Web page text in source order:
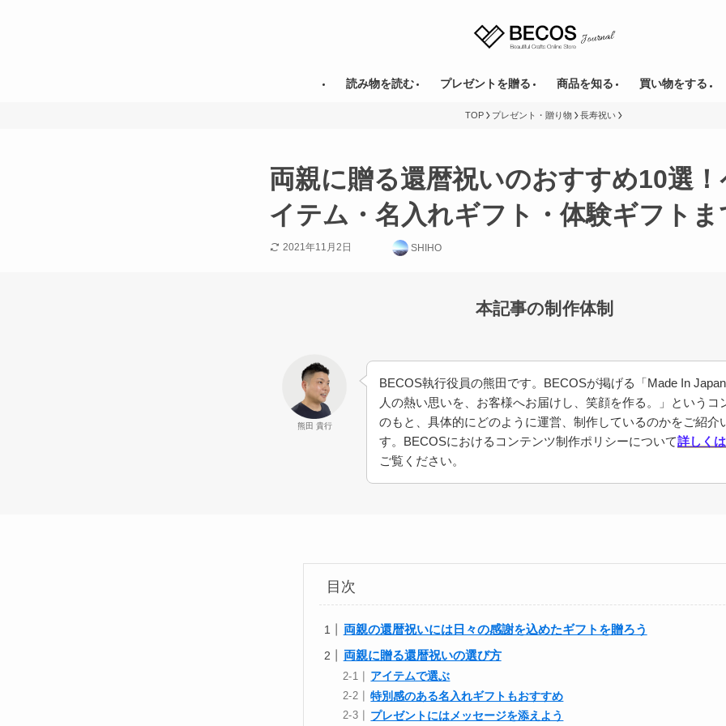
読み物を読む プレゼントを贈る 商品を知る 買い物をする
TOP プレゼント・贈り物 長寿祝い
両親に贈る還暦祝いのおすすめ10選
イテム・名入れギフト・体験ギフトま
2021年11月2日 SHIHO
本記事の制作体制
熊田 貴行
BECOS執行役員の熊田です。BECOSが掲げる「Made In
人の熱い思いを、お客様へお届けし、笑顔を作る。」というコ
のもと、具体的にどのように運営、制作しているのかをご紹介
す。BECOSにおけるコンテンツ制作ポリシーについて詳しく
ご覧ください。
目次
両親の還暦祝いには日々の感謝を込めたギフトを贈ろう
両親に贈る還暦祝いの選び方
アイテムで選ぶ
特別感のある名入れギフトもおすすめ
プレゼントにはメッセージを添えよう